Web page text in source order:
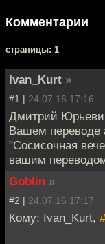
Комментарии
cтраницы: 1
Ivan_Kurt »
#1 | 24.07.16 17:16
Дмитрий
Вашем переводе
"Сосисочная
вашим
Goblin »
#2 | 24.07.16 17:17
Кому: Ivan_Kurt,